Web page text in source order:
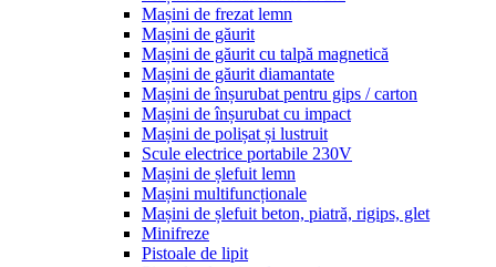
Mașini de frezat lemn
Mașini de găurit
Mașini de găurit cu talpă magnetică
Mașini de găurit diamantate
Mașini de înșurubat pentru gips / carton
Mașini de înșurubat cu impact
Mașini de polișat și lustruit
Scule electrice portabile 230V
Mașini de șlefuit lemn
Mașini multifuncționale
Mașini de șlefuit beton, piatră, rigips, glet
Minifreze
Pistoale de lipit